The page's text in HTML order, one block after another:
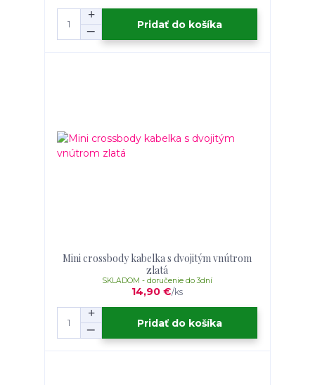
Pridať do košíka
Mini crossbody kabelka s dvojitým vnútrom
zlatá
14,90 €/ks
SKLADOM - doručenie do 3dní
Pridať do košíka